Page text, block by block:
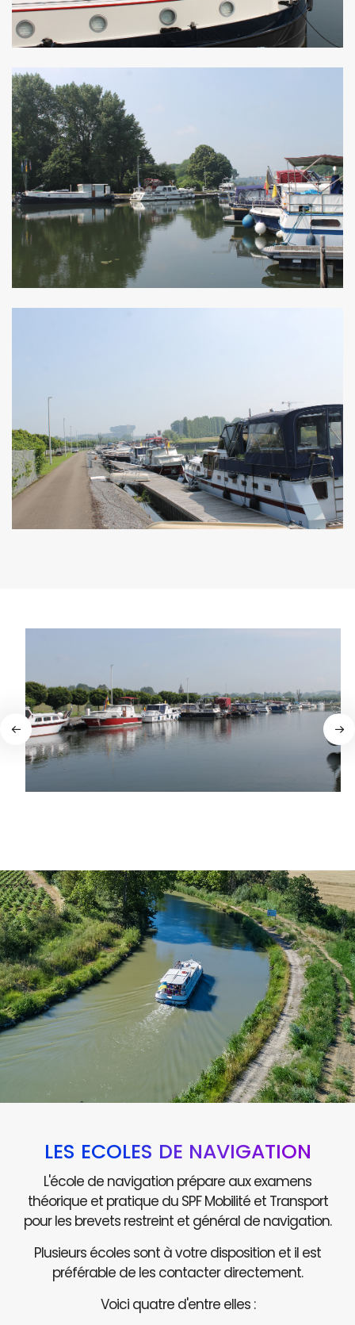
LES ÉCOLES DE NAVIGATION
L'école de navigation prépare aux examens
théorique et pratique du SPF Mobilité et Transport
pour les brevets restreint et général de navigation.
Plusieurs écoles sont à votre disposition et il est
préférable de les contacter directement.
Voici quatre d'entre elles :